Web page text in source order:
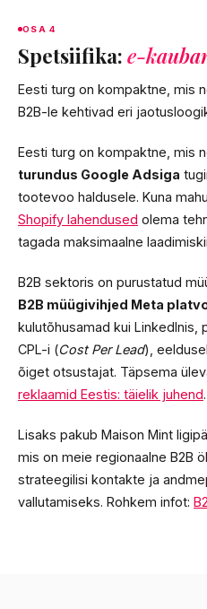
OSA 4
Spetsiifika: e-
Eesti turg on kompaktne, mis
B2B-le kehtivad eri
Eesti turg on kompaktne, mis
turundus Google Adsiga
tootevoo haldusele. Kuna
Shopify lahendused olema
tagada maksimaalne
B2B sektoris on purustatud
B2B müügivihjed Meta
kulutõhusamad kui LinkedInis,
CPL-i (Cost Per Lead),
õiget otsustajat. Täpsema
reklaamid Eestis: täielik juhend.
Lisaks pakub Maison Mint
mis on meie regionaalne B2B
strateegilisi kontakte ja
vallutamiseks. Rohkem infot: